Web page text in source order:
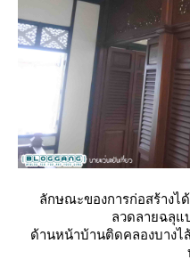
ลักษณะของการก่อสร้างไ
ลวดลายฉลุแ
ด้านหน้าบ้านติดคลองบางไ